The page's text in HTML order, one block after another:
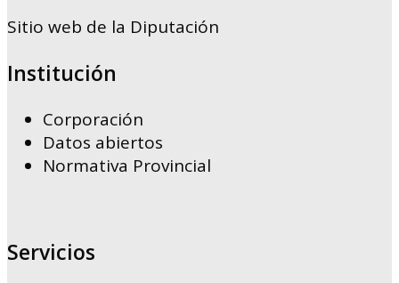
Sitio web de la Diputación
Institución
Corporación
Datos abiertos
Normativa Provincial
Servicios